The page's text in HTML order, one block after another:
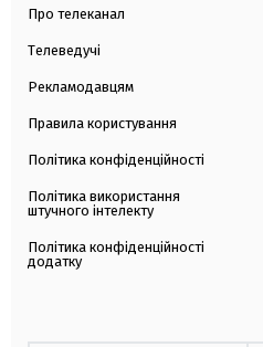
Про телеканал
Телеведучі
Рекламодавцям
Правила користування
Політика конфіденційності
Політика використання
штучного інтелекту
Політика конфіденційності
додатку